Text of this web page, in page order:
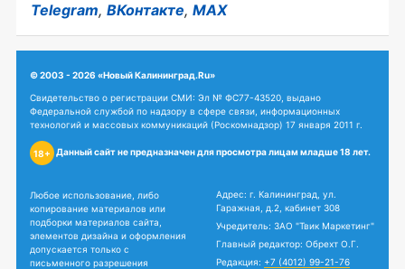
Telegram, ВКонтакте, MAX
© 2003 - 2026 «Новый Калининград.Ru»
Свидетельство о регистрации СМИ: Эл № ФС77-43520, выдано
Федеральной службой по надзору в сфере связи, информационных
технологий и массовых коммуникаций (Роскомнадзор) 17 января 2011 г.
18+ Данный сайт не предназначен для просмотра лицам младше 18 лет.
Любое использование, либо
копирование материалов или
подборки материалов сайта,
элементов дизайна и оформления
допускается только с
письменного разрешения
Адрес: г. Калининград, ул.
Гаражная, д.2, кабинет 308
Учредитель: ЗАО "Твик Маркетинг"
Главный редактор: Обрехт О.Г.
Редакция: +7 (4012) 99-21-76